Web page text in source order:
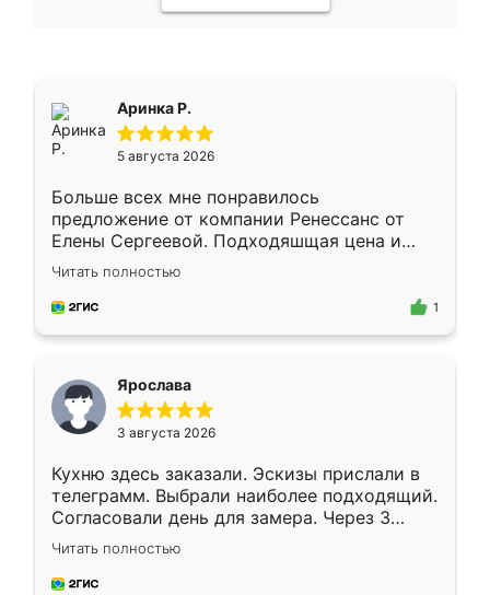
Аринка Р.
5 августа 2026
Больше всех мне понравилось
предложение от компании Ренессанс от
Елены Сергеевой. Подходяшщая цена и
короткие сроки изготовления. Приехавший
для замера сотрудник Владислав
предложил по моему эскизу самый
Читать полностью
1
Ярослава
3 августа 2026
Кухню здесь заказали. Эскизы прислали в
телеграмм. Выбрали наиболее подходящий.
Согласовали день для замера. Через 3
недели кухня была уже готова. Остались
довольны работой. Спасибо Ренессанс
мебель за качественную работу!
Читать полностью